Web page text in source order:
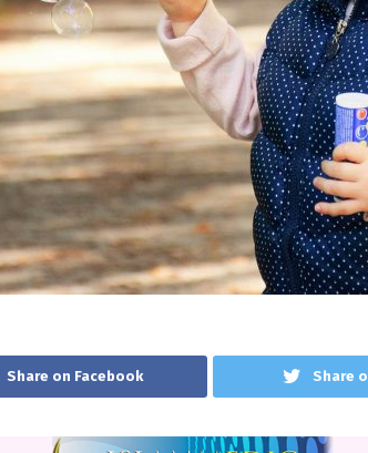
Share on Facebook Share